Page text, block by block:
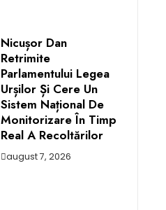
Nicușor Dan
Retrimite
Parlamentului Legea
Urșilor Și Cere Un
Sistem Național De
Monitorizare În Timp
Real A Recoltărilor
august 7, 2026